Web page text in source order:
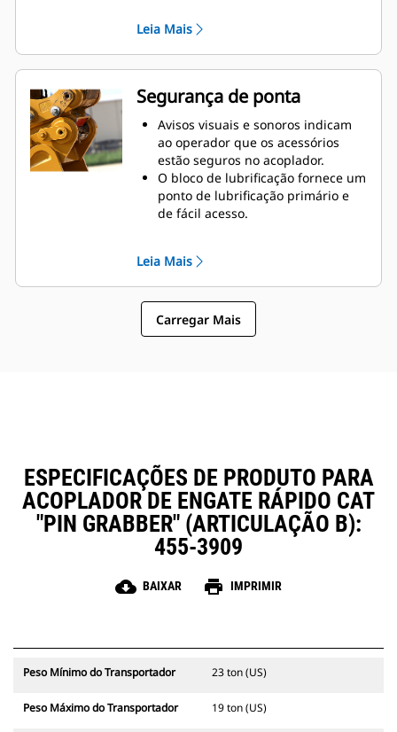
pinos embutidos para um raio de
força de desagregação e potência
de escavação
Peças de armação fundidas em
aço resistente à abrasão
O olhal de elevação centralizado e
integrado lida com uma ampla
gama de manilhas, correntes e
cabos. Sua forma interior mantém
as cargas estáveis.
Leia Mais
Segurança de ponta
Avisos visuais e sonoros indicam
ao operador que os acessórios
estão seguros no acoplador.
O bloco de lubrificação fornece um
ponto de lubrificação primário e
de fácil acesso.
Em conformidade com as normas
de segurança mundiais: ISO13031,
EN474 e AS 4772:2008.
Simplifique a manutenção no
trabalho e melhore a
Leia Mais
Carregar Mais
ESPECIFICAÇÕES DE PRODUTO PARA
ACOPLADOR DE ENGATE RÁPIDO CAT
"PIN GRABBER" (ARTICULAÇÃO B):
455-3909
cloud_download BAIXAR print IMPRIMIR
Peso Mínimo do Transportador 23 ton (US)
Peso Máximo do Transportador 19 ton (US)